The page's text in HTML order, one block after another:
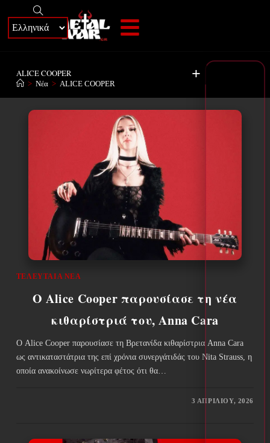
+
ALICE COOPER
> Νέα > ALICE COOPER
ΤΕΛΕΥΤΑΊΑ ΝΈΑ
Ο Alice Cooper παρουσίασε τη νέα
κιθαρίστριά του, Anna Cara
Ο Alice Cooper παρουσίασε τη Βρετανίδα κιθαρίστρια Anna Cara
ως αντικαταστάτρια της επί χρόνια συνεργάτιδάς του Nita Strauss, η
οποία ανακοίνωσε νωρίτερα φέτος ότι θα…
3 ΑΠΡΙΛΊΟΥ, 2026